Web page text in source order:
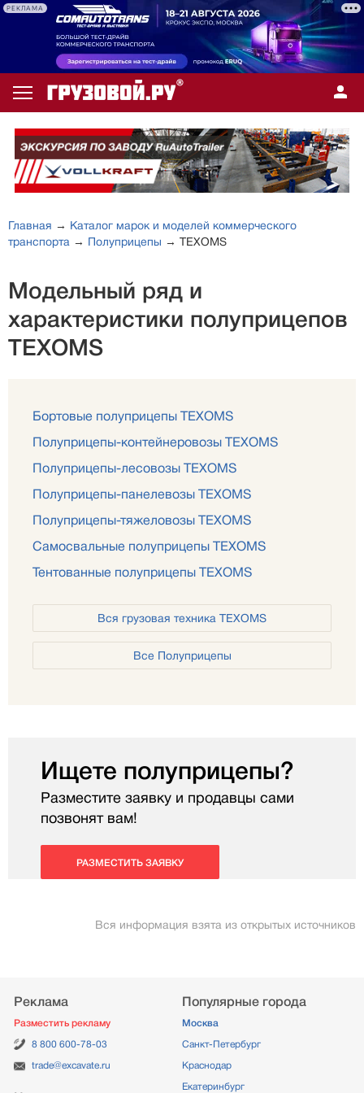
РЕКЛАМА
Главная → Каталог марок и моделей коммерческого
транспорта → Полуприцепы → TEXOMS
Модельный ряд и
характеристики полуприцепов
TEXOMS
Бортовые полуприцепы TEXOMS
Полуприцепы-контейнеровозы TEXOMS
Полуприцепы-лесовозы TEXOMS
Полуприцепы-панелевозы TEXOMS
Полуприцепы-тяжеловозы TEXOMS
Самосвальные полуприцепы TEXOMS
Тентованные полуприцепы TEXOMS
Вся грузовая техника TEXOMS
Все Полуприцепы
Ищете полуприцепы?
Разместите заявку и продавцы сами
позвонят вам!
РАЗМЕСТИТЬ ЗАЯВКУ
Вся информация взята из открытых источников
Реклама
Разместить рекламу
8 800 600-78-03
trade@excavate.ru
Популярные города
Москва
Санкт-Петербург
Краснодар
Екатеринбург